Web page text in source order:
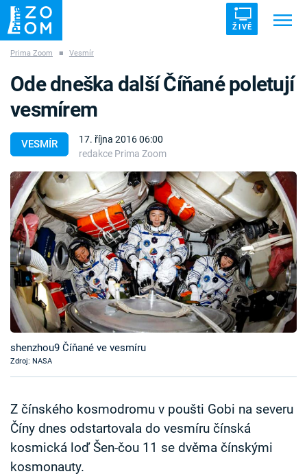
ŽIVĚ
ZÁHADY VETŘELCI DÁVNOVĚKU
Témata
Témata
Pořady
TV Program
Časopis
Sledujte prima+
Sledujte nás
Prima Zoom ■ Vesmír
VESMÍR
17. října 2016 06:00
redakce Prima Zoom
Ode dneška další Číňané poletují
vesmírem
shenzhou9 Číňané ve vesmíru
Zdroj: NASA
Z čínského kosmodromu v poušti Gobi na severu
Číny dnes odstartovala do vesmíru čínská
kosmická loď Šen-čou 11 se dvěma čínskými
kosmonauty.